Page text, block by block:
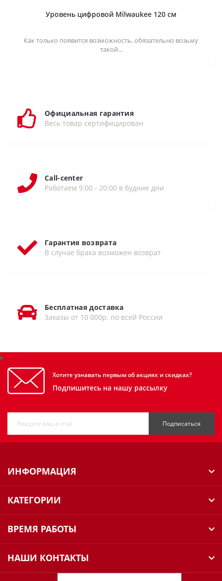
Уровень цифровой Milwaukee 120 см
Как только появится возможность, обязательно возьму
такой...
Официальная гарантия
Весь товар сертифицирован
Call-center
Работаем 9:00 - 20:00 в будние дни
Гарантия возврата
В случае брака возможен возврат
Бесплатная доставка
Заказы от 10 000р. по всей России
Хотите узнавать первым об акциях и скидках?
Подпишитесь на нашу рассылку
Подписаться
ИНФОРМАЦИЯ
КАТЕГОРИИ
ВРЕМЯ РАБОТЫ
НАШИ КОНТАКТЫ